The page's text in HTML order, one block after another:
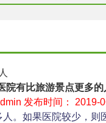
事
情感文章
院有比旅游景点更多的
发布时间： 2019-
。如果医院较少，则